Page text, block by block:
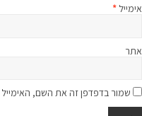
אימייל *
אתר
שמור בדפדפן זה את השם,